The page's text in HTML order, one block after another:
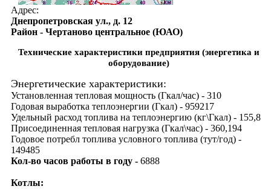
Адрес:
Днепропетровская ул., д. 12
Район - Чертаново центральное (ЮАО)
Технические характеристики предприятия (энергетика и
оборудование)
Энергетические характеристики:
Установленная тепловая мощность (Гкал/час) - 310
Годовая выработка теплоэнергии (Гкал) - 959217
Удельный расход топлива на теплоэнергию (кг\Гкал) - 155,8
Присоединенная тепловая нагрузка (Гкал\час) - 360,194
Годовое потребл топлива условного топлива (тут/год) -
149485
Кол-во часов работы в году - 6888
Котлы: